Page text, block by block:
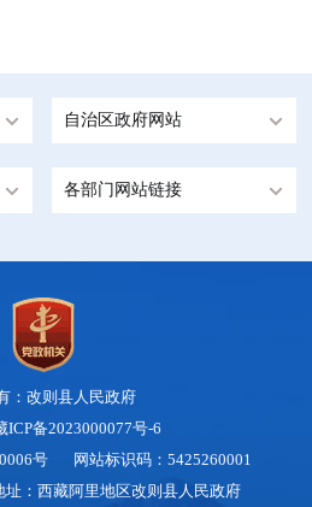
自治区政府网站
各部门网站链接
：改则县人民政府
ICP备2023000077号-6
号网站标识码：5425260001
：西藏阿里地区改则县人民政府